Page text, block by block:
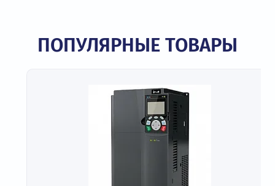
ПОПУЛЯРНЫЕ ТОВАРЫ